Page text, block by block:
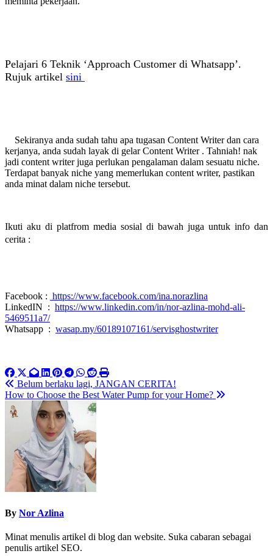
Pelajari 6 Teknik ‘Approach Customer di Whatsapp’.
Rujuk artikel sini
Sekiranya anda sudah tahu apa tugasan Content Writer dan cara
kerjanya, anda sudah layak di gelar Content Writer . Tahniah! nak
jadi content writer juga perlukan pengalaman dalam sesuatu niche.
Terdapat banyak niche yang memerlukan content writer, pastikan
anda minat dalam niche tersebut.
Ikuti aku di platfrom media sosial di bawah juga untuk info dan
cerita :
Facebook : https://www.facebook.com/ina.norazlina
LinkedIN : https://www.linkedin.com/in/nor-azlina-mohd-ali-
5469511a7/
Whatsapp : wasap.my/60189107161/servisghostwriter
Post
navigation
Belum berlaku lagi, JANGAN CERITA!
How to Choose the Best Water Pump for your Home?
By Nor Azlina
Minat menulis artikel di blog dan website. Suka cabaran sebagai
penulis artikel SEO.